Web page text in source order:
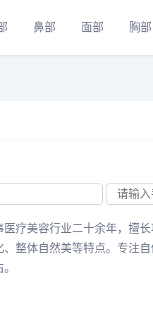
鼻部 面部 胸部
疗美容行业二十余年，擅
整体自然美等特点。专注